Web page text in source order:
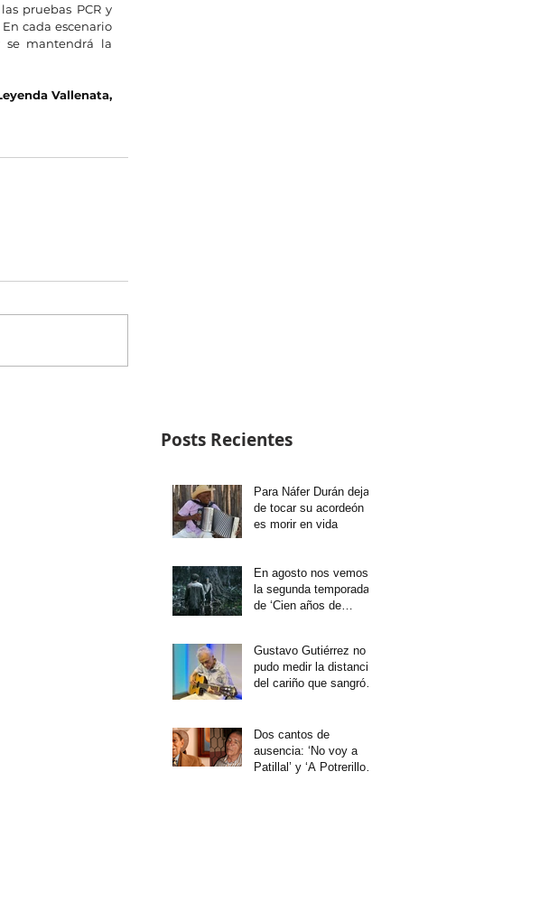
pruebas PCR y
cada escenario
se mantendrá la
Vallenata,
Posts Recientes
Para Náfer Durán dejar
de tocar su acordeón
es morir en vida
En agosto nos vemos
la segunda temporada
de ‘Cien años de
Gustavo Gutiérrez no
pudo medir la distancia
del cariño que sangró
Dos cantos de
ausencia: ‘No voy a
Patillal’ y ‘A Potrerillo